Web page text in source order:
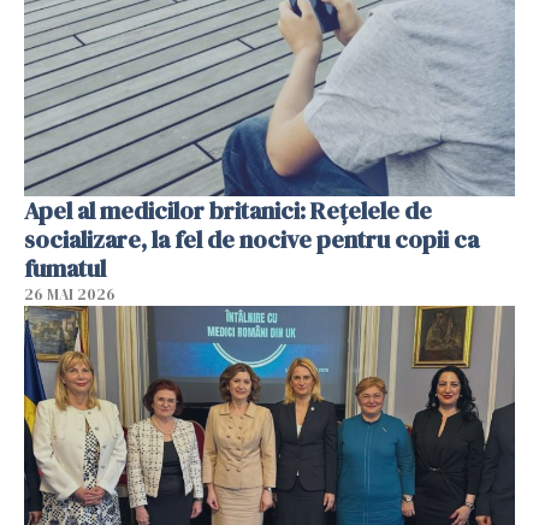
Apel al medicilor britanici: Reţelele de
socializare, la fel de nocive pentru copii ca
fumatul
26 MAI 2026